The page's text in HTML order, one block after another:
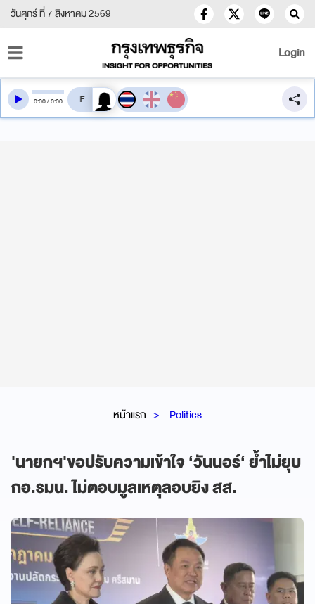
วันศุกร์ ที่ 7 สิงหาคม 2569
Login
หน้าแรก Politics
'นายกฯ'ขอปรับความเข้าใจ ‘วันนอร์‘ ย้ำไม่ยุบ
กอ.รมน. ไม่ตอบมูลเหตุลอบยิง สส.
0:00/0:00 สลับเสียงอ่าน